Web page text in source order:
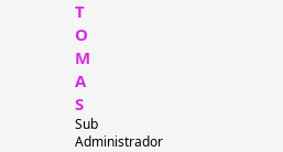
T
O
M
A
S
Sub
Administrador